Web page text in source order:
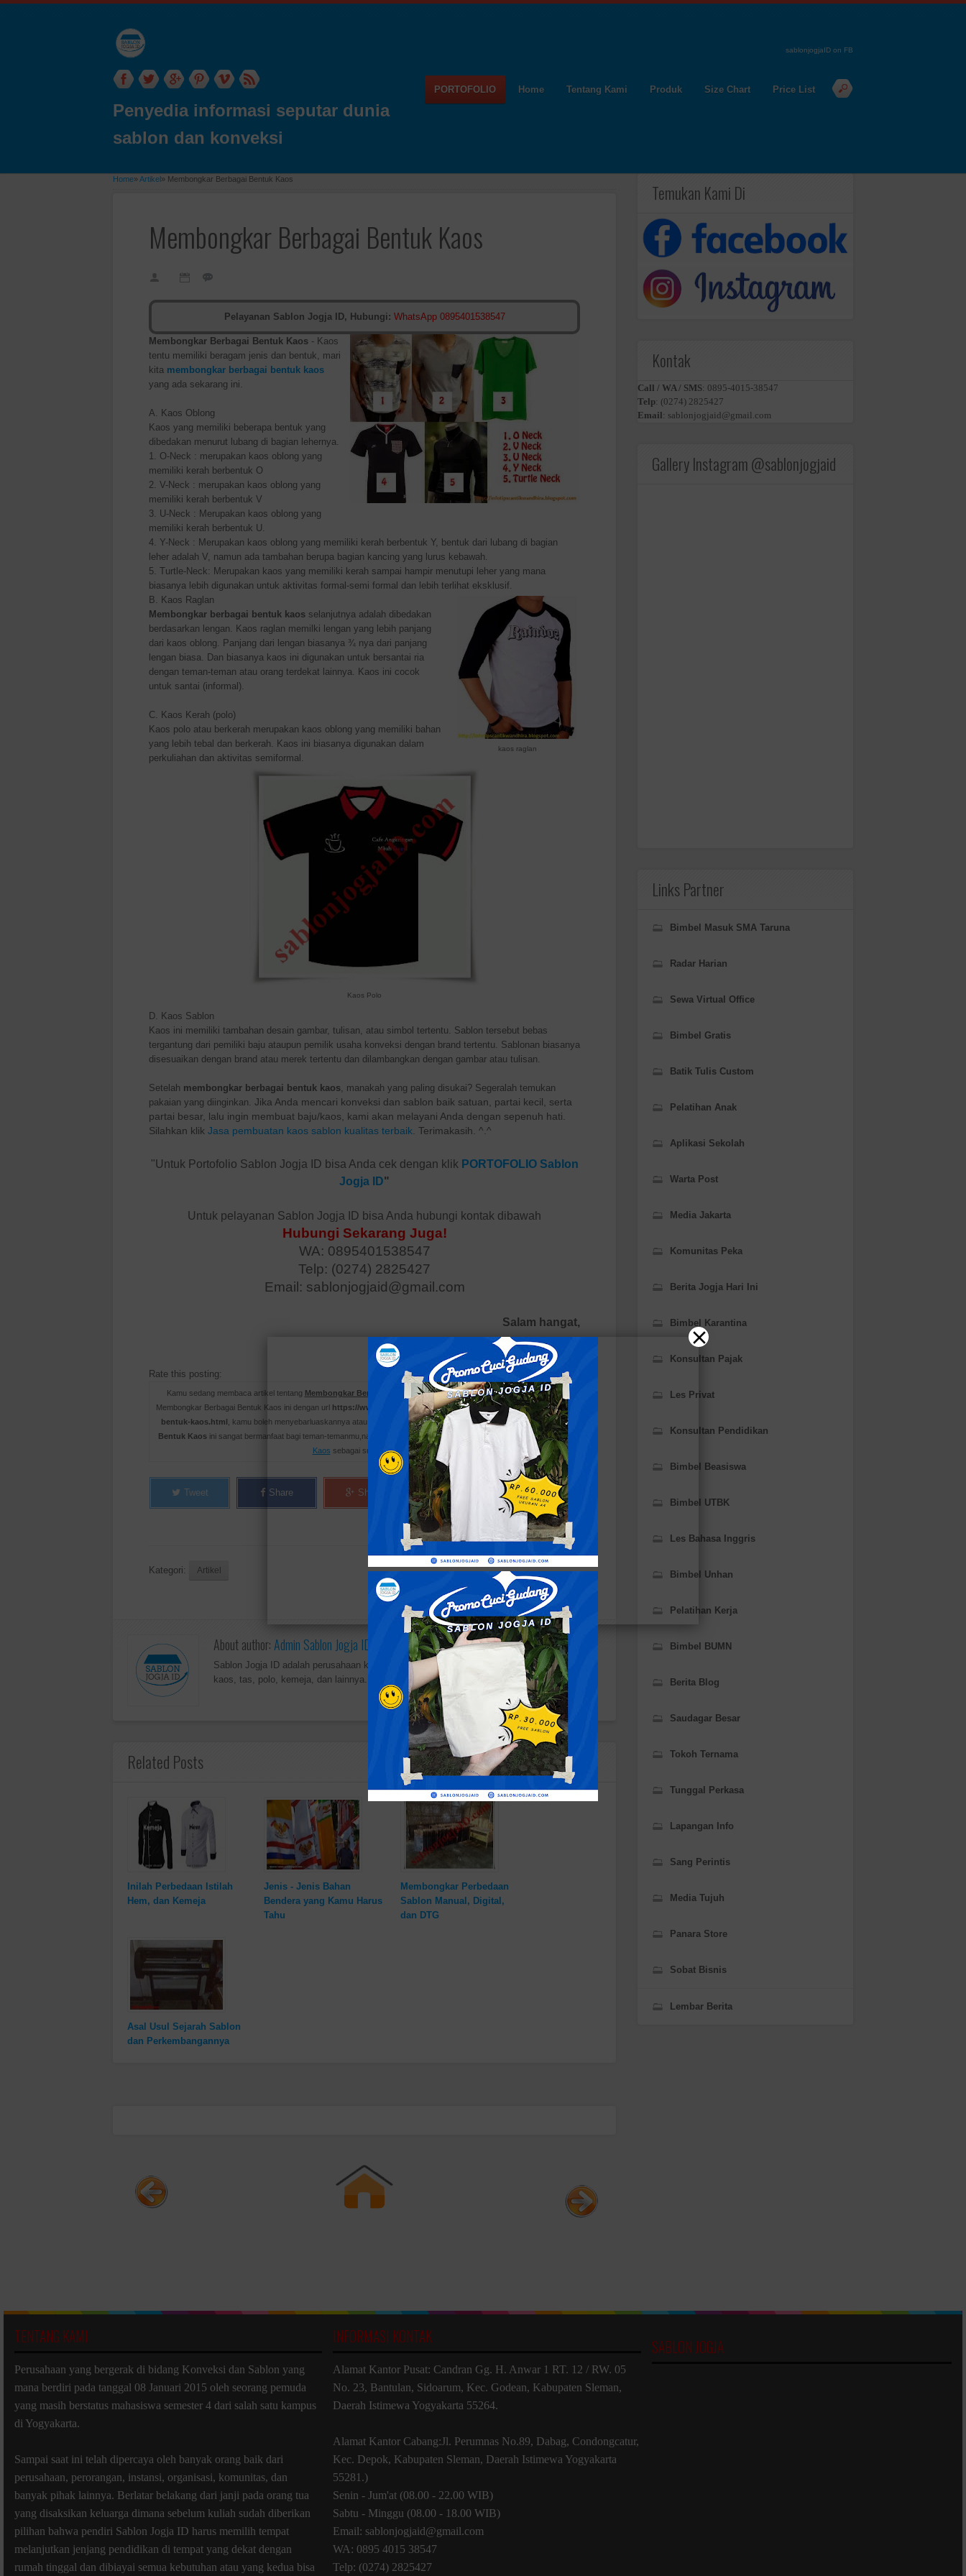
Penyedia informasi seputar dunia
sablon dan konveksi
sablonjogjaID on FB
PORTOFOLIO Home Tentang Kami Produk Size Chart Price List
Home»Artikel» Membongkar Berbagai Bentuk Kaos
Membongkar Berbagai Bentuk Kaos
Pelayanan Sablon Jogja ID, Hubungi: WhatsApp 0895401538547
Membongkar Berbagai Bentuk Kaos - Kaos
tentu memiliki beragam jenis dan bentuk, mari
kita membongkar berbagai bentuk kaos
yang ada sekarang ini.
A. Kaos Oblong
Kaos yang memiliki beberapa bentuk yang
dibedakan menurut lubang di bagian lehernya.
1. O-Neck : merupakan kaos oblong yang
memiliki kerah berbentuk O
2. V-Neck : merupakan kaos oblong yang
memiliki kerah berbentuk V
3. U-Neck : Merupakan kaos oblong yang
memiliki kerah berbentuk U.
4. Y-Neck : Merupakan kaos oblong yang memiliki kerah berbentuk Y, bentuk dari lubang di bagian
leher adalah V, namun ada tambahan berupa bagian kancing yang lurus kebawah.
5. Turtle-Neck: Merupakan kaos yang memiliki kerah sampai hampir menutupi leher yang mana
biasanya lebih digunakan untuk aktivitas formal-semi formal dan lebih terlihat eksklusif.
kaos raglan
B. Kaos Raglan
Membongkar berbagai bentuk kaos selanjutnya adalah dibedakan
berdasarkan lengan. Kaos raglan memilki lengan yang lebih panjang
dari kaos oblong. Panjang dari lengan biasanya ¾ nya dari panjang
lengan biasa. Dan biasanya kaos ini digunakan untuk bersantai ria
dengan teman-teman atau orang terdekat lainnya. Kaos ini cocok
untuk santai (informal).
C. Kaos Kerah (polo)
Kaos polo atau berkerah merupakan kaos oblong yang memiliki bahan
yang lebih tebal dan berkerah. Kaos ini biasanya digunakan dalam
perkuliahan dan aktivitas semiformal.
Kaos Polo
D. Kaos Sablon
Kaos ini memiliki tambahan desain gambar, tulisan, atau simbol tertentu. Sablon tersebut bebas
tergantung dari pemiliki baju ataupun pemilik usaha konveksi dengan brand tertentu. Sablonan biasanya
disesuaikan dengan brand atau merek tertentu dan dilambangkan dengan gambar atau tulisan.
Setelah membongkar berbagai bentuk kaos , manakah yang paling disukai? Segeralah temukan
pakaian yang diinginkan. Jika Anda mencari konveksi dan sablon baik satuan, partai kecil, serta
partai besar, lalu ingin membuat baju/kaos, kami akan melayani Anda dengan sepenuh hati.
Silahkan klik Jasa pembuatan kaos sablon kualitas terbaik . Terimakasih. ^.^
"Untuk Portofolio Sablon Jogja ID bisa Anda cek dengan klik PORTOFOLIO Sablon
Jogja ID"
Untuk pelayanan Sablon Jogja ID bisa Anda hubungi kontak dibawah
Hubungi Sekarang Juga!
WA: 0895401538547
Telp: (0274) 2825427
Email: sablonjogjaid@gmail.com
Salam hangat,
Sablon Jogja ID
Rate this posting:
Kamu sedang membaca artikel tentang Membongkar Berbagai Bentuk Kaosdan kamu bisa menemukan artikel
Membongkar Berbagai Bentuk Kaos ini dengan url https://www.sablonjogjaid.com/2015/02/membongkar-berbagai-
bentuk-kaos.html , kamu boleh menyebarluaskannya atau mengcopy paste-nya jika artikelMembongkar Berbagai
Bentuk Kaos ini sangat bermanfaat bagi teman-temanmu,namun tolong cantumkan link
Membongkar Berbagai Bentuk
Kaos sebagai sumbernya ya!.
Tweet Share Share Share Share
Kategori: Artikel
About author:Admin Sablon Jogja ID
Sablon Jogja ID adalah perusahaan konveksi dan sablon yang melayani beragam seperti
kaos, tas, polo, kemeja, dan lainnya.
Related Posts
Inilah Perbedaan Istilah
Hem, dan Kemeja
Jenis - Jenis Bahan
Bendera yang Kamu Harus
Tahu
Membongkar Perbedaan
Sablon Manual, Digital,
dan DTG
Asal Usul Sejarah Sablon
dan Perkembangannya
Temukan Kami Di
Kontak
Call / WA / SMS: 0895-4015-38547
Telp: (0274) 2825427
Email: sablonjogjaid@gmail.com
Gallery Instagram @sablonjogjaid
Links Partner
Bimbel Masuk SMA Taruna
Radar Harian
Sewa Virtual Office
Bimbel Gratis
Batik Tulis Custom
Pelatihan Anak
Aplikasi Sekolah
Warta Post
Media Jakarta
Komunitas Peka
Berita Jogja Hari Ini
Bimbel Karantina
Konsultan Pajak
Les Privat
Konsultan Pendidikan
Bimbel Beasiswa
Bimbel UTBK
Les Bahasa Inggris
Bimbel Unhan
Pelatihan Kerja
Bimbel BUMN
Berita Blog
Saudagar Besar
Tokoh Ternama
Tunggal Perkasa
Lapangan Info
Sang Perintis
Media Tujuh
Panara Store
Sobat Bisnis
Lembar Berita
TENTANG KAMI
Perusahaan yang bergerak di bidang Konveksi dan Sablon yang
mana berdiri pada tanggal 08 Januari 2015 oleh seorang pemuda
yang masih berstatus mahasiswa semester 4 dari salah satu kampus
di Yogyakarta.
Sampai saat ini telah dipercaya oleh banyak orang baik dari
perusahaan, perorangan, instansi, organisasi, komunitas, dan
banyak pihak lainnya. Berlatar belakang dari janji pada orang tua
yang disaksikan keluarga dimana sebelum kuliah sudah diberikan
pilihan bahwa pendiri Sablon Jogja ID harus memilih tempat
melanjutkan jenjang pendidikan di tempat yang dekat dengan
rumah tinggal dan dibiayai semua kebutuhan atau yang kedua bisa
INFORMASI KONTAK
Alamat Kantor Pusat: Candran Gg. H. Anwar 1 RT. 12 / RW. 05
No. 23, Bantulan, Sidoarum, Kec. Godean, Kabupaten Sleman,
Daerah Istimewa Yogyakarta 55264.
Alamat Kantor Cabang:Jl. Perumnas No.89, Dabag, Condongcatur,
Kec. Depok, Kabupaten Sleman, Daerah Istimewa Yogyakarta
55281.)
Senin - Jum'at (08.00 - 22.00 WIB)
Sabtu - Minggu (08.00 - 18.00 WIB)
Email: sablonjogjaid@gmail.com
WA: 0895 4015 38547
Telp: (0274) 2825427
SABLON JOGJA